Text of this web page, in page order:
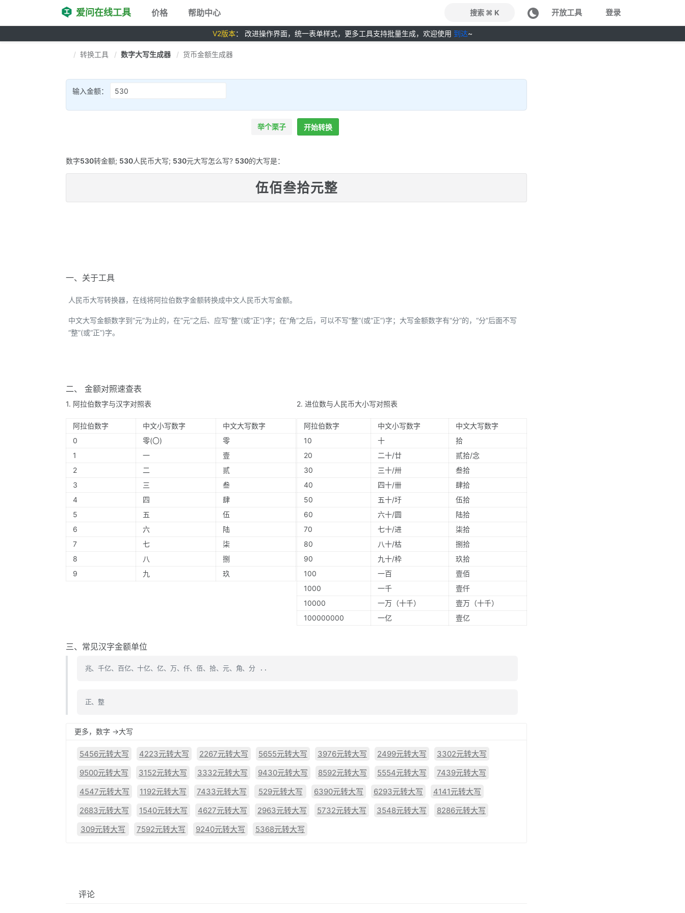
爱问在线工具 价格 帮助中心 搜索 ⌘ K 开放工具 登录
V2版本： 改进操作界面，统一表单样式，更多工具支持批量生成，欢迎使用 到达~
转换工具 数字大写生成器 货币金额生成器
输入金额：
举个栗子 开始转换
数字530转金额; 530人民币大写; 530元大写怎么写? 530的大写是：
伍佰叁拾元整
一、关于工具
人民币大写转换器，在线将阿拉伯数字金额转换成中文人民币大写金额。
中文大写金额数字到“元”为止的，在“元”之后、应写“整”(或“正”)字；在“角”之后，可以不写“整”(或“正”)字；大写金额数字有“分”的，“分”后面不写
“整”(或“正”)字。
二、 金额对照速查表
1. 阿拉伯数字与汉字对照表
阿拉伯数字 中文小写数字
中文大写数字
0
零(〇)
零
1
一
壹
2
二
贰
3
三
叁
4
四
肆
5
五
伍
6
六
陆
7
七
柒
8
八
捌
9
九 玖
2. 进位数与人民币大小写对照表
阿拉伯数字 中文小写数字
中文大写数字
10
十
拾
20
二十/廿
贰拾/念
30
三十/卅
叁拾
40
四十/卌
肆拾
50
五十/圩
伍拾
60
六十/圆
陆拾
70
七十/进
柒拾
80
八十/枯
捌拾
90
九十/枠
玖拾
100
一百
壹佰
1000
一千
壹仟
10000
一万（十千）
壹万（十千）
100000000
一亿 壹亿
三、常见汉字金额单位
兆、千亿、百亿、十亿、亿、万、仟、佰、拾、元、角、分 ..
正、整
更多，数字 ->大写
5456元转大写 4223元转大写 2267元转大写 5655元转大写 3976元转大写 2499元转大写
3302元转大写
9500元转大写
3152元转大写 3332元转大写 9430元转大写 8592元转大写 5554元转大写
7439元转大写
4547元转大写
1192元转大写 7433元转大写 529元转大写 6390元转大写 6293元转大写
4141元转大写
2683元转大写
1540元转大写 4627元转大写 2963元转大写 5732元转大写 3548元转大写
8286元转大写
309元转大写
7592元转大写 9240元转大写 5368元转大写
评论